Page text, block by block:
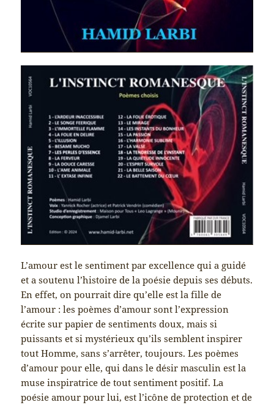
L’amour est le sentiment par excellence qui a guidé
et a soutenu l’histoire de la poésie depuis ses débuts.
En effet, on pourrait dire qu’elle est la fille de
l’amour : les poèmes d’amour sont l’expression
écrite sur papier de sentiments doux, mais si
puissants et si mystérieux qu’ils semblent inspirer
tout Homme, sans s’arrêter, toujours. Les poèmes
d’amour pour elle, qui dans le désir masculin est la
muse inspiratrice de tout sentiment positif. La
poésie amour pour lui, est l’icône de protection et de